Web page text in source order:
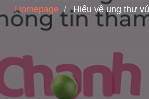
Homepage Hiểu về ung thư vú